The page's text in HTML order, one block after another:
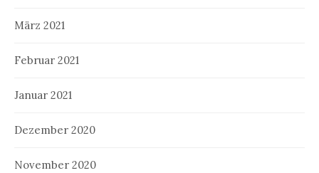
März 2021
Februar 2021
Januar 2021
Dezember 2020
November 2020